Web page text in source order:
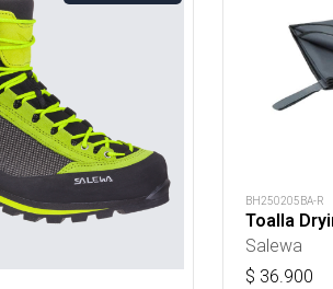
BH250205BA-R
Toalla
Salewa
$ 36.900